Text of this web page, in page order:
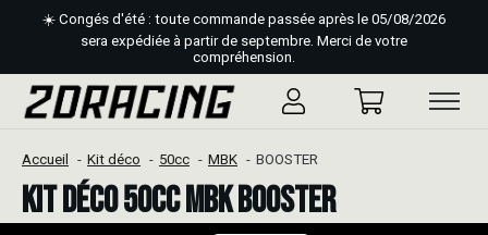
☀️ Congés d'été : toute commande passée après le 05/08/2026
sera expédiée à partir de septembre. Merci de votre
compréhension.
Accueil Kit déco 50cc MBK BOOSTER
Kit déco 50cc MBK BOOSTER